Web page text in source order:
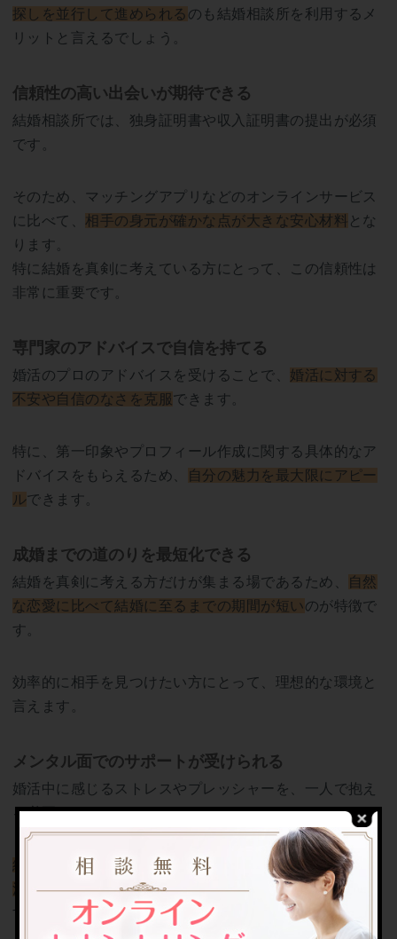
探しを並行して進められる のも結婚相談所を利用するメ
リットと言えるでしょう。
信頼性の高い出会いが期待できる
結婚相談所では、独身証明書や収入証明書の提出が必須
です。
そのため、マッチングアプリなどのオンラインサービス
に比べて、 相手の身元が確かな点が大きな安心材料 とな
ります。
特に結婚を真剣に考えている方にとって、この信頼性は
非常に重要です。
専門家のアドバイスで自信を持てる
婚活のプロのアドバイスを受けることで、 婚活に対する
不安や自信のなさを克服できます。
特に、第一印象やプロフィール作成に関する具体的なア
ドバイスをもらえるため、
自分の魅力を最大限にアピー
ルできます。
成婚までの道のりを最短化できる
結婚を真剣に考える方だけが集まる場であるため、
自然
な恋愛に比べて結婚に至るまでの期間が短いのが特徴で
す。
効率的に相手を見つけたい方にとって、理想的な環境と
言えます。
メンタル面でのサポートが受けられる
婚活中に感じるストレスやプレッシャーを、一人で抱え
る必要はありません。
結婚相談所のカウンセラーが寄り添いながら、適切な解
決策を提案してくれるため、安心して婚活を進められま
す。